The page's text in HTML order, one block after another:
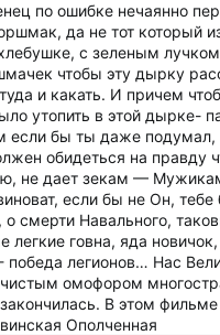
по ошибке нечаянно
да не тот который
с зеленым
чтобы эту дырку
и какать. И причем
утопить в этой
если бы ты даже
обидеться на правду
не дает зекам —
если бы не Он,
смерти Навального,
легкие говна, яда
победа легионов… Нас
омофором
В этом
Ополченная